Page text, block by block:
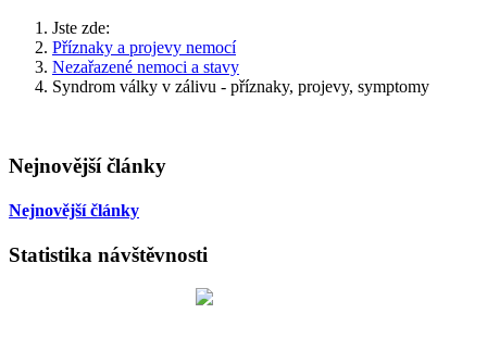
Jste zde:
Příznaky a projevy nemocí
Nezařazené nemoci a stavy
Syndrom války v zálivu - příznaky, projevy, symptomy
Nejnovější články
Nejnovější články
Statistika návštěvnosti